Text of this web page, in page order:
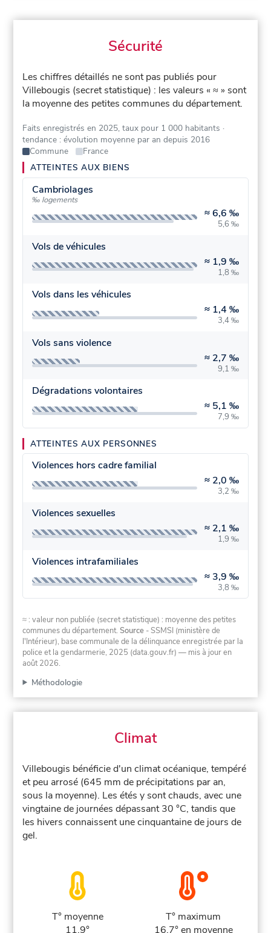
Sécurité
Les chiffres détaillés ne sont pas publiés pour
Villebougis (secret statistique) : les valeurs « ≈ » sont
la moyenne des petites communes du département.
Faits enregistrés en 2025, taux pour 1 000 habitants ·
tendance : évolution moyenne par an depuis 2016
Commune
France
ATTEINTES AUX BIENS
Cambriolages
‰ logements
≈6,6 ‰
5,6 ‰
Vols de véhicules
≈ 1,9 ‰
1,8 ‰
Vols dans les véhicules
≈ 1,4 ‰
3,4 ‰
Vols sans violence
≈ 2,7 ‰
9,1 ‰
Dégradations volontaires
≈ 5,1 ‰
7,9 ‰
ATTEINTES AUX PERSONNES
Violences hors cadre familial
≈ 2,0 ‰
3,2 ‰
Violences sexuelles
≈ 2,1 ‰
1,9 ‰
Violences intrafamiliales
≈ 3,9 ‰
3,8 ‰
≈ : valeur non publiée (secret statistique) : moyenne des petites
communes du département.Source - SSMSI (ministère de
l'Intérieur), base communale de la délinquance enregistrée par la
police et la gendarmerie, 2025 (data.gouv.fr) — mis à jour en
août 2026.
Méthodologie
Climat
Villebougis bénéficie d'un climat océanique, tempéré
et peu arrosé (645 mm de précipitations par an,
sous la moyenne). Les étés y sont chauds, avec une
vingtaine de journées dépassant 30 °C, tandis que
les hivers connaissent une cinquantaine de jours de
gel.
T° moyenne
11.9°
T° maximum
16.7° en moyenne